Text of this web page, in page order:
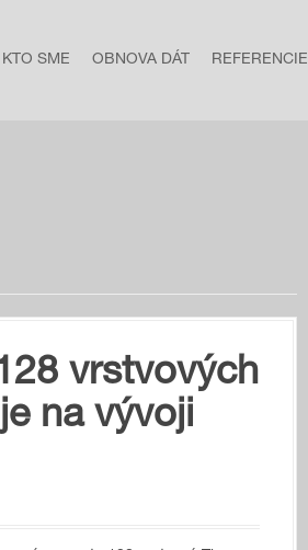
KTO SME OBNOVA DÁT REFERENCIE
vrstvových
na vývoji